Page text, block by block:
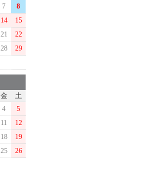
7
8
14
15
21
22
28
29
金
土
4
5
11
12
18
19
25
26